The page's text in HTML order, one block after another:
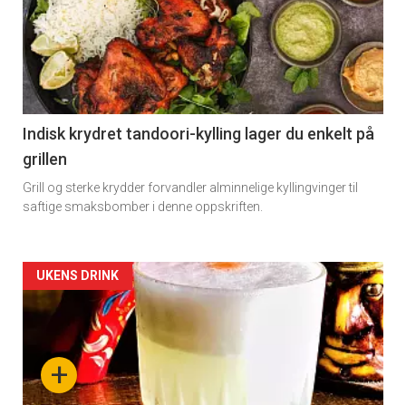
detail
-
section
11
Indisk krydret tandoori-kylling lager du enkelt på
grillen
Grill og sterke krydder forvandler alminnelige kyllingvinger til
saftige smaksbomber i denne oppskriften.
Artikler
detail
section
+
UKENS DRINK